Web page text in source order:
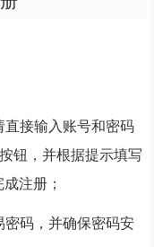
直接输入账号和密码
钮，并根据提示填写
注册；
密码，并确保密码安